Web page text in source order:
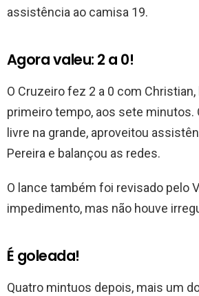
assistência ao camisa 19.
Agora valeu: 2 a 0!
O Cruzeiro fez 2 a 0 com
primeiro tempo, aos sete minutos.
livre na grande, aproveitou
Pereira e balançou as redes.
O lance também foi revisado pelo
impedimento, mas não houve
É goleada!
Quatro mintuos depois, mais um